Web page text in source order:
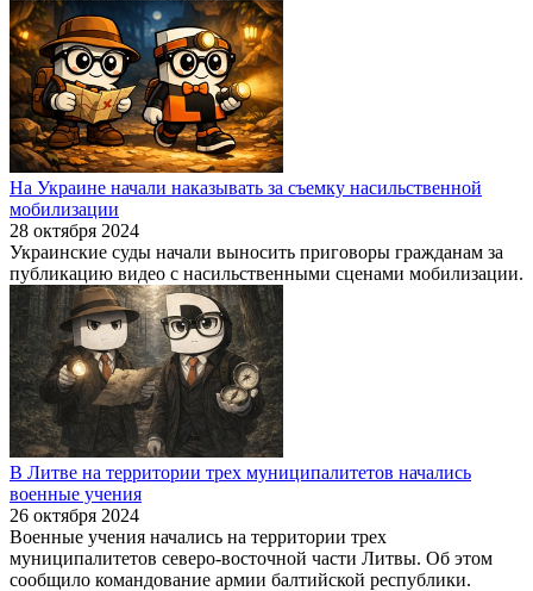
На Украине начали наказывать за съемку насильственной
мобилизации
28 октября 2024
Украинские суды начали выносить приговоры гражданам за
публикацию видео с насильственными сценами мобилизации.
В Литве на территории трех муниципалитетов начались
военные учения
26 октября 2024
Военные учения начались на территории трех
муниципалитетов северо-восточной части Литвы. Об этом
сообщило командование армии балтийской республики.